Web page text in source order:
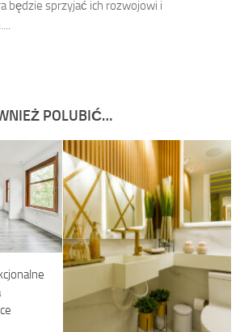
będzie sprzyjać ich rozwojowi i
POLUBIĆ…